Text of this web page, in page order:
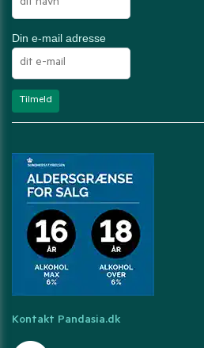
Din e-mail adresse
Kontakt Pandasia.dk